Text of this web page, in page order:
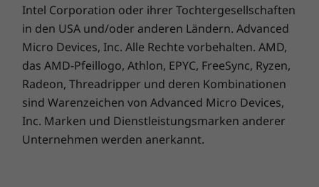
Geräteunterstützung während des
gesamten Lebenszyklus
Geräteunterstützung
während des
gesamten
Intel Corporation oder ihrer Tochtergesellschaften
in den USA und/oder anderen Ländern. Advanced
Micro Devices, Inc. Alle Rechte vorbehalten. AMD,
das AMD-Pfeillogo, Athlon, EPYC, FreeSync, Ryzen,
Radeon, Threadripper und deren Kombinationen
sind Warenzeichen von Advanced Micro Devices,
Inc. Marken und Dienstleistungsmarken anderer
Unternehmen werden anerkannt.